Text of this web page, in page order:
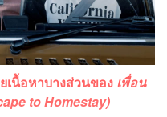
เนื้อหาบางส่วนของ เพื่อน
to Homestay)